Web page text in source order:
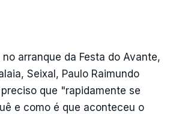
arranque da Festa do Avante,
Seixal, Paulo Raimundo
que "rapidamente se
e como é que aconteceu o